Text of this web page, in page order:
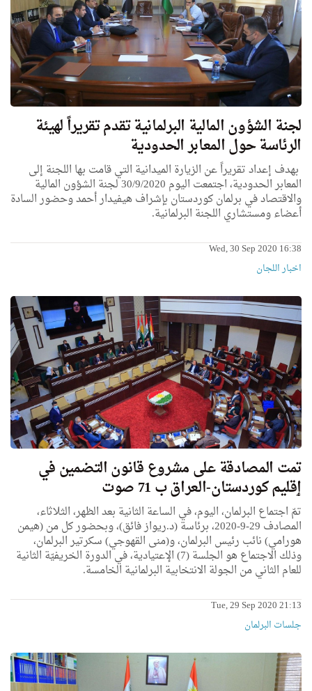
لجنة الشؤون المالية البرلمانية تقدم تقريراً لهيئة
الرئاسة حول المعابر الحدودية
بهدف إعداد تقريراً عن الزيارة الميدانية التي قامت بها اللجنة إلى
المعابر الحدودية، اجتمعت اليوم 30/9/2020 لجنة الشؤون المالية
والاقتصاد في برلمان كوردستان بإشراف هيفيدار أحمد وحضور السادة
أعضاء ومستشاري اللجنة البرلمانية.
Wed, 30 Sep 2020 16:38
اخبار اللجان
تمت المصادقة علی مشروع قانون التضمين في
ٳقليم كوردستان-العراق ب 71 صوت
تمّ اجتماع البرلمان، اليوم، في الساعة الثانية بعد الظهر، الثلاثاء،
المصادف 29-9-2020، برئاسة (د.ريواز فائق)، وبحضور كل من (هيمن
هورامي) نائب رئيس البرلمان، و(منى القهوجي) سكرتير البرلمان،
وذلك الاجتماع هو الجلسة (7) الإعتيادية، في الدورة الخريفيّة الثانية
للعام الثاني من الجولة الانتخابية البرلمانية الخامسة.
Tue, 29 Sep 2020 21:13
جلسات البرلمان